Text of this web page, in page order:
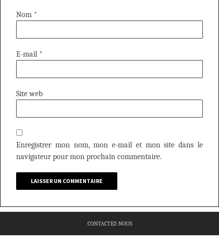
Nom *
E-mail *
Site web
Enregistrer mon nom, mon e-mail et mon site dans le
navigateur pour mon prochain commentaire.
CONTACTEZ-NOUS